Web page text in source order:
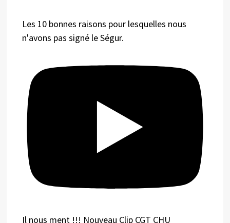
Les 10 bonnes raisons pour lesquelles nous
n'avons pas signé le Ségur.
Il nous ment !!! Nouveau Clip CGT CHU